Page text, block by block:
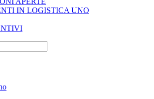
IN LOGISTICA UNO